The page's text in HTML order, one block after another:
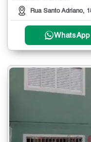
Rua Santo Adriano,
WhatsApp